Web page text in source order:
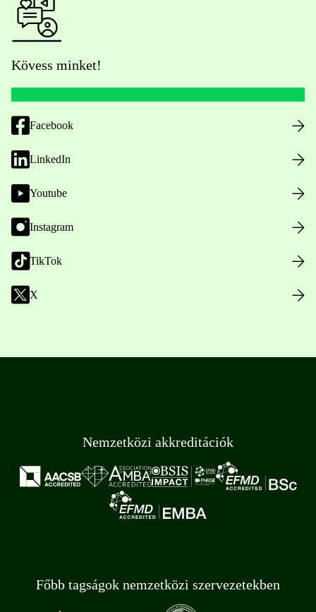
Kövess minket!
Facebook
LinkedIn
Youtube
Instagram
TikTok
X
Nemzetközi akkreditációk
Főbb tagságok nemzetközi szervezetekben